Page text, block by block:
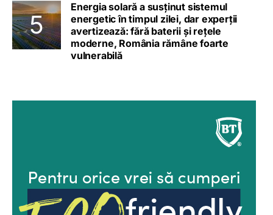
Energia solară a susținut sistemul
energetic în timpul zilei, dar experții
avertizează: fără baterii și rețele
moderne, România rămâne foarte
vulnerabilă